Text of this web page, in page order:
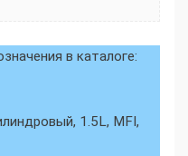
в каталоге:
1.5L, MFI,